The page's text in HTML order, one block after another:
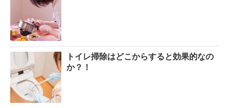
トイレ掃除はどこからすると効果的なの
か？！